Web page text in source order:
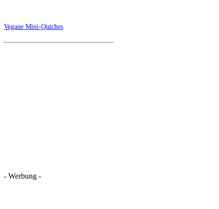
Vegane Mini-Quiches
- Werbung -